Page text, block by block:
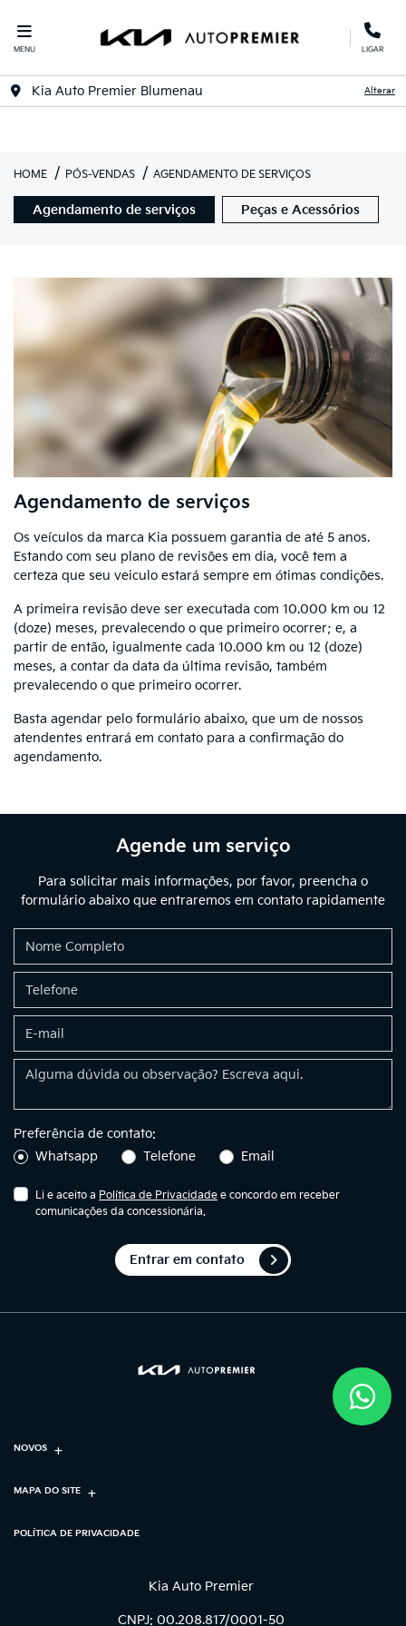
MENU LIGAR
Kia Auto Premier Blumenau Alterar
HOME PÓS-VENDAS AGENDAMENTO DE SERVIÇOS
Peças e Acessórios
Agendamento de serviços
Agendamento de serviços
Os veículos da marca Kia possuem garantia de até 5 anos.
Estando com seu plano de revisões em dia, você tem a
certeza que seu veiculo estará sempre em ótimas condições.
A primeira revisão deve ser executada com 10.000 km ou 12
(doze) meses, prevalecendo o que primeiro ocorrer; e, a
partir de então, igualmente cada 10.000 km ou 12 (doze)
meses, a contar da data da última revisão, também
prevalecendo o que primeiro ocorrer.
Basta agendar pelo formulário abaixo, que um de nossos
atendentes entrará em contato para a confirmação do
agendamento.
Agende um serviço
Para solicitar mais informações, por favor, preencha o
formulário abaixo que entraremos em contato rapidamente
Preferência de contato:
Whatsapp
Telefone Email
Li e aceito a Política de Privacidade e concordo em receber
comunicações da concessionária.
Entrar em contato
NOVOS
MAPA DO SITE
POLÍTICA DE PRIVACIDADE
Kia Auto Premier
CNPJ: 00.208.817/0001-50